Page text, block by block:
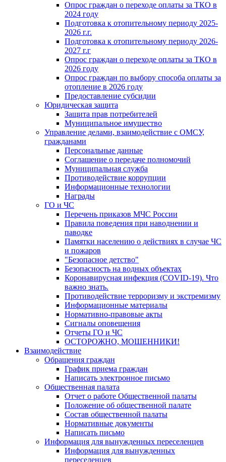
Опрос граждан о переходе оплаты за ТКО в
2024 году
Подготовка к отопительному периоду 2025-
2026 г.г.
Подготовка к отопительному периоду 2026-
2027 г.г
Опрос граждан о переходе оплаты за ТКО в
2026 году
Опрос граждан по выбору способа оплаты за
отопление в 2026 году
Предоставление субсидии
Юридическая защита
Защита прав потребителей
Муниципальное имущество
Управление делами, взаимодействие с ОМСУ,
гражданами
Персональные данные
Соглашение о передаче полномочий
Муниципальная служба
Противодействие коррупции
Информационные технологии
Награды
ГО и ЧС
Перечень приказов МЧС России
Правила поведения при наводнении и
паводке
Памятки населению о действиях в случае ЧС
и пожаров
"Безопасное детство"
Безопасность на водных объектах
Коронавирусная инфекция (COVID-19). Что
важно знать.
Противодействие терроризму и экстремизму
Информационные материалы
Нормативно-правовые акты
Сигналы оповещения
Отчеты ГО и ЧС
ОСТОРОЖНО, МОШЕННИКИ!
Взаимодействие
Обращения граждан
График приема граждан
Написать электронное письмо
Общественная палата
Отчет о работе Общественной палаты
Положение об общественной палате
Состав общественной палаты
Нормативные документы
Написать письмо
Информация для вынужденных переселенцев
Информация для вынужденных
переселенцев